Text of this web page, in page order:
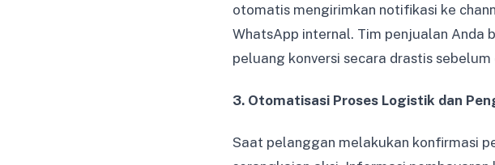
otomatis mengirimkan notifikasi ke
WhatsApp internal. Tim penjualan Anda
peluang konversi secara drastis
3. Otomatisasi Proses Logistik dan
Saat pelanggan melakukan konfirmasi